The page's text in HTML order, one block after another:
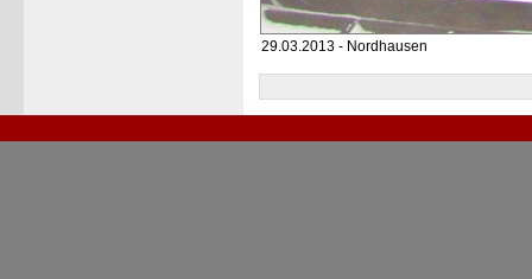
29.03.2013 - Nordhausen